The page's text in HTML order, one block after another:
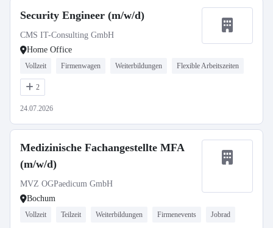
Security Engineer (m/w/d)
CMS IT-Consulting GmbH
Home Office
Vollzeit Firmenwagen Weiterbildungen Flexible Arbeitszeiten
2
24.07.2026
Medizinische Fachangestellte MFA
(m/w/d)
MVZ OGPaedicum GmbH
Bochum
Vollzeit Teilzeit Weiterbildungen Firmenevents Jobrad